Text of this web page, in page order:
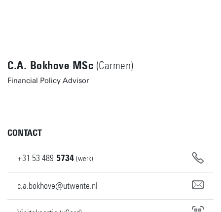
C.A. Bokhove MSc (Carmen)
Financial Policy Advisor
CONTACT
+31 53 489 5734 (werk)
c.a.bokhove@utwente.nl